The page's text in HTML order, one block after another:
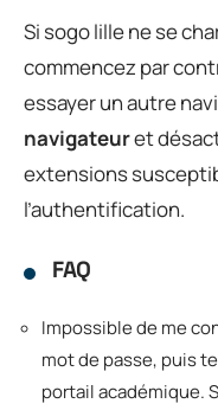
Si sogo lille ne se
commencez par
essayer un autre
navigateuret
extensions
l’authentification.
FAQ
Impossible de me
mot de passe, puis
portail académique.